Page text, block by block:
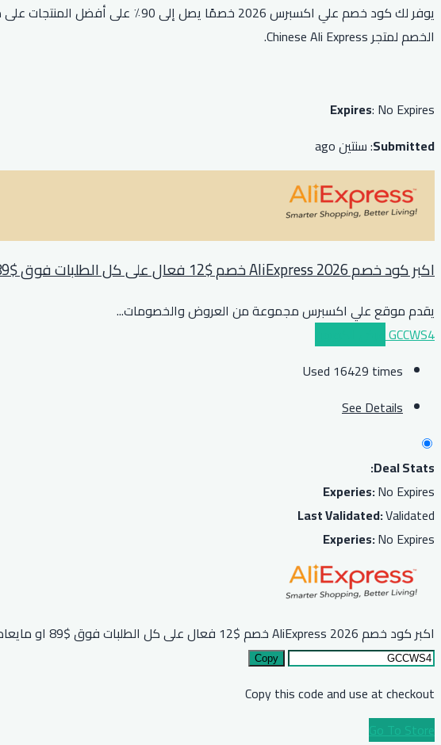
يوفر لك كود خصم علي اكسبرس
الخصم لمتجر Chinese Ali Express.
Expires: No Expires
Submitted: سنتين ago
اكبر كود خصم AliExpress 2026 خصم $12 فعال على كل الطلبات فوق $89 او مايعادلها بعملة بلدك
يقدم موقع علي اكسبرس مجموعة من العروض والخصومات...
GCCWS4
Used 16429 times
See Details
Deal Stats:
Experies:No Expires
Last Validated:Validated
Experies:No Expires
اكبر كود خصم AliExpress 2026 خصم $12 فعال على كل الطلبات فوق $89 او مايعادلها بعملة بلدك
Copy
Copy this code and use at checkout
Go To Store